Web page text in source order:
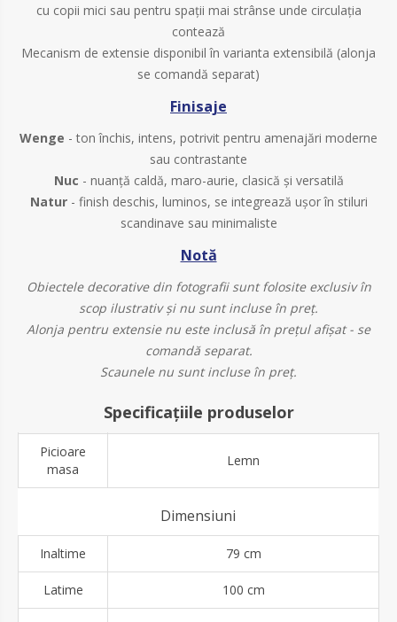
cu copii mici sau pentru spații mai strânse unde circulația
contează
Mecanism de extensie disponibil în varianta extensibilă (alonja
se comandă separat)
Finisaje
Wenge - ton închis, intens, potrivit pentru amenajări moderne
sau contrastante
Nuc - nuanță caldă, maro-aurie, clasică și versatilă
Natur- finish deschis, luminos, se integrează ușor în stiluri
scandinave sau minimaliste
Notă
Obiectele decorative din fotografii sunt folosite exclusiv în
scop ilustrativ și nu sunt incluse în preț.
Alonja pentru extensie nu este inclusă în prețul afișat - se
comandă separat.
Scaunele nu sunt incluse în preț.
Specificațiile produselor
Picioare
masa
Lemn
Dimensiuni
Inaltime 79 cm
Latime 100 cm